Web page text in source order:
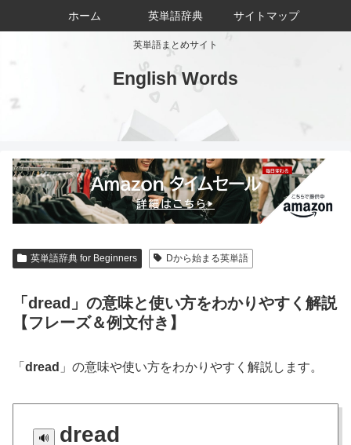
英単語まとめサイト
English Words
ホーム 英単語辞典 サイトマップ
英単語辞典 for Beginners Dから始まる英単語
「dread」の意味と使い方をわかりやすく解説
【フレーズ＆例文付き】
「 dread 」の意味や使い方をわかりやすく解説します。
dread